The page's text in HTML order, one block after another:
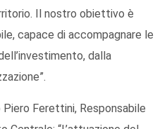
Il nostro obiettivo è
capace di accompagnare le
dalla
Ferettini, Responsabile